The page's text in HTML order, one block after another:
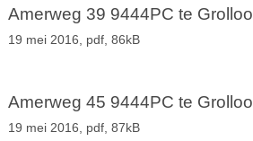
Amerweg 39 9444PC te Grolloo
19 mei 2016, pdf, 86kB
Amerweg 45 9444PC te Grolloo
19 mei 2016, pdf, 87kB